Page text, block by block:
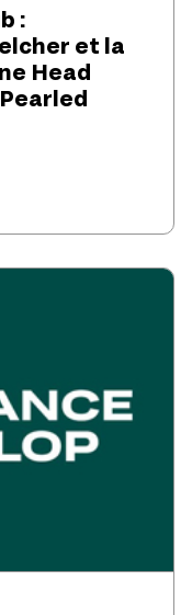
:
et la
Head